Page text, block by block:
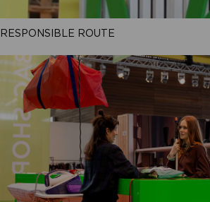
RESPONSIBLE ROUTE